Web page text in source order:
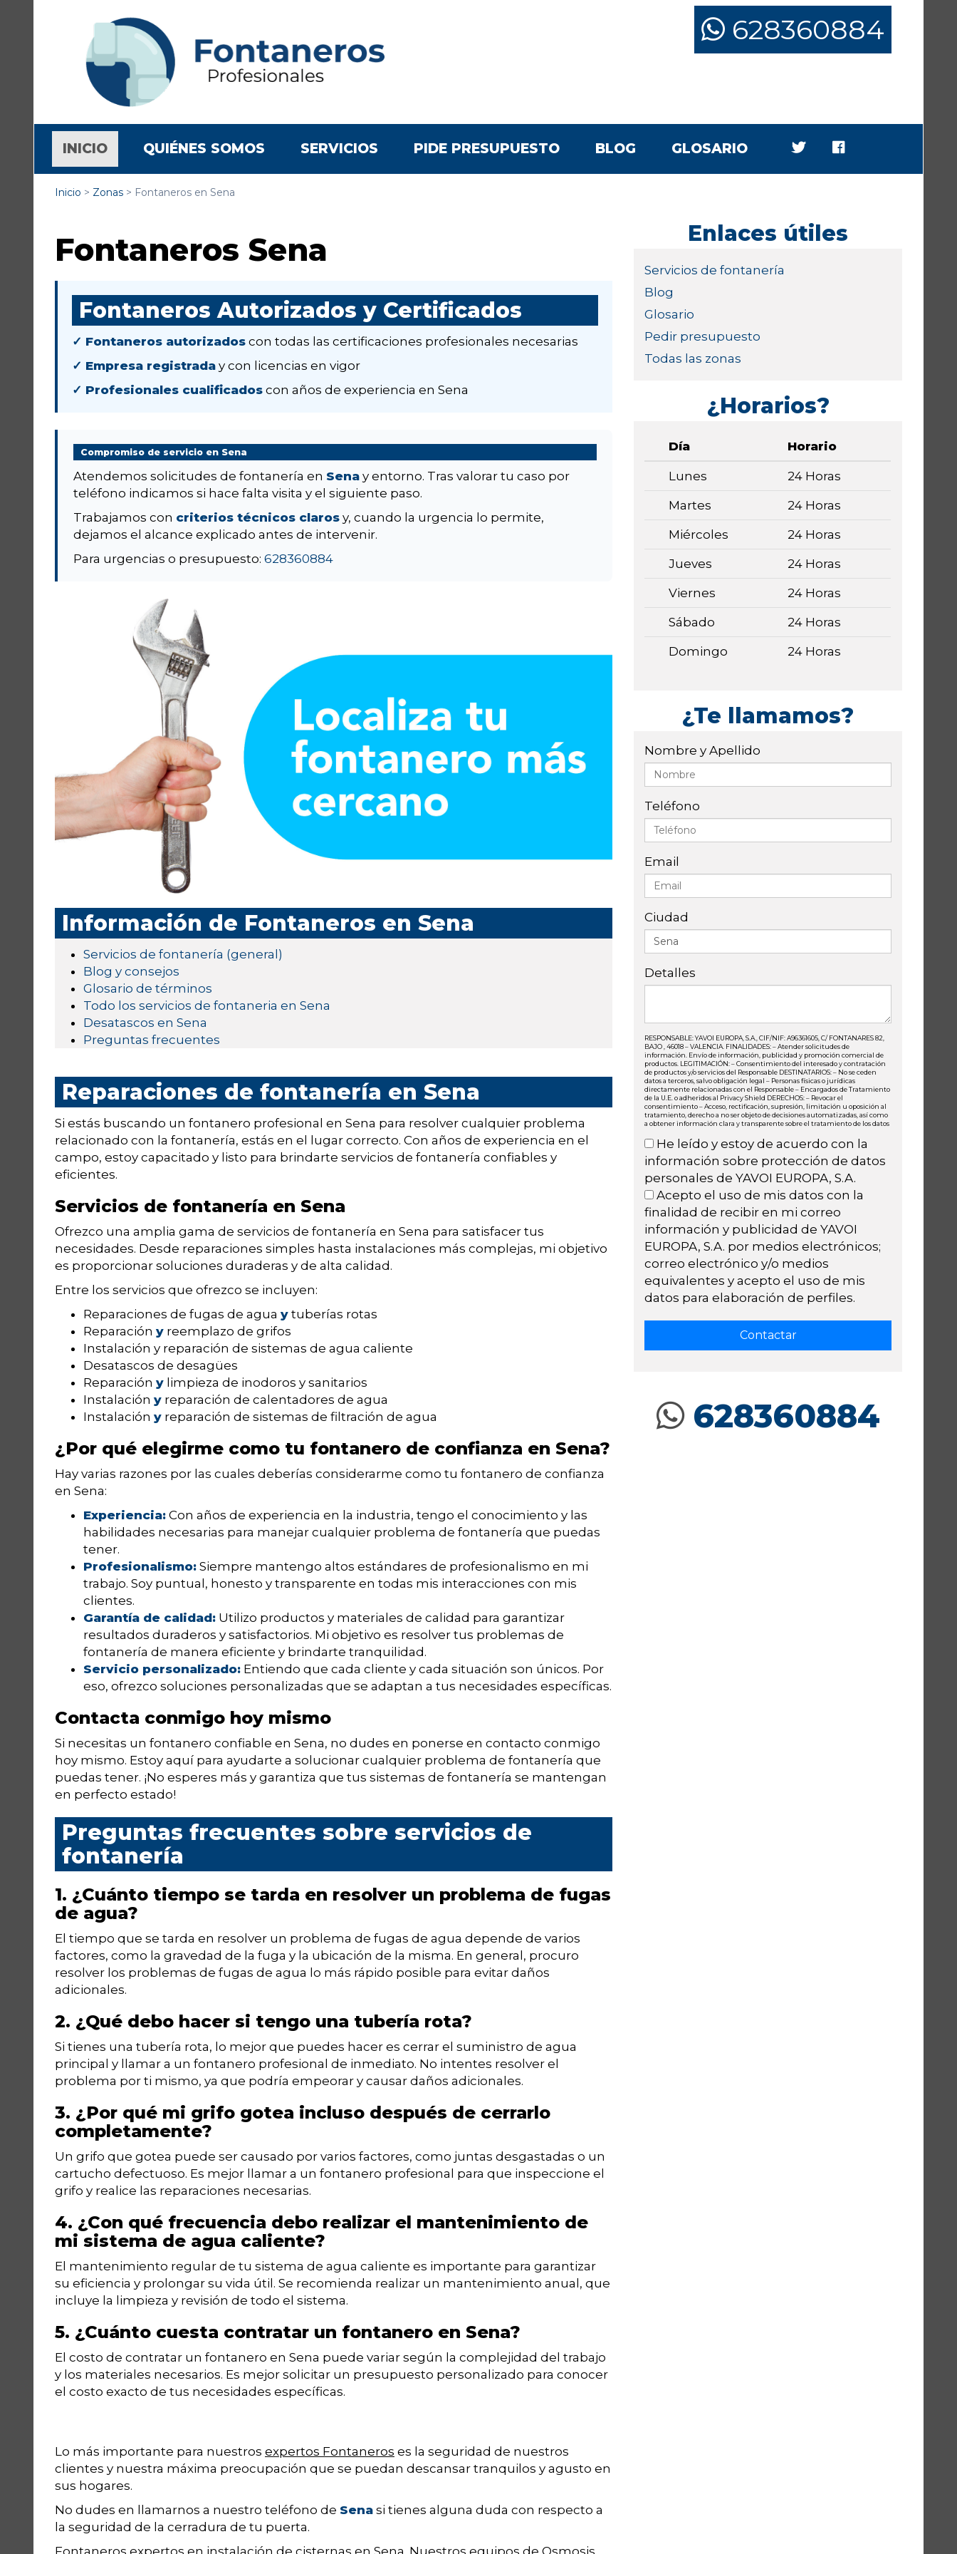
628360884
INICIO(CURRENT)
QUIÉNES SOMOS SERVICIOS PIDE PRESUPUESTO BLOG GLOSARIO
Inicio > Zonas > Fontaneros en Sena
Fontaneros Sena
Fontaneros Autorizados y Certificados
✓ Fontaneros autorizados con todas las certificaciones profesionales necesarias
✓ Empresa registrada y con licencias en vigor
✓ Profesionales cualificados con años de experiencia en Sena
Compromiso de servicio en Sena
Atendemos solicitudes de fontanería en Sena y entorno. Tras valorar tu caso por
teléfono indicamos si hace falta visita y el siguiente paso.
Trabajamos con criterios técnicos claros y, cuando la urgencia lo permite,
dejamos el alcance explicado antes de intervenir.
Para urgencias o presupuesto: 628360884
Información de Fontaneros en Sena
Servicios de fontanería (general)
Blog y consejos
Glosario de términos
Todo los servicios de fontaneria en Sena
Desatascos en Sena
Preguntas frecuentes
Reparaciones de fontanería en Sena
Si estás buscando un fontanero profesional en Sena para resolver cualquier problema
relacionado con la fontanería, estás en el lugar correcto. Con años de experiencia en el
campo, estoy capacitado y listo para brindarte servicios de fontanería confiables y
eficientes.
Servicios de fontanería en Sena
Ofrezco una amplia gama de servicios de fontanería en Sena para satisfacer tus
necesidades. Desde reparaciones simples hasta instalaciones más complejas, mi objetivo
es proporcionar soluciones duraderas y de alta calidad.
Entre los servicios que ofrezco se incluyen:
Reparaciones de fugas de agua y tuberías rotas
Reparación y reemplazo de grifos
Instalación y reparación de sistemas de agua caliente
Desatascos de desagües
Reparación y limpieza de inodoros y sanitarios
Instalación y reparación de calentadores de agua
Instalación y reparación de sistemas de filtración de agua
¿Por qué elegirme como tu fontanero de confianza en Sena?
Hay varias razones por las cuales deberías considerarme como tu fontanero de confianza
en Sena:
Experiencia: Con años de experiencia en la industria, tengo el conocimiento y las
habilidades necesarias para manejar cualquier problema de fontanería que puedas
tener.
Profesionalismo: Siempre mantengo altos estándares de profesionalismo en mi
trabajo. Soy puntual, honesto y transparente en todas mis interacciones con mis
clientes.
Garantía de calidad: Utilizo productos y materiales de calidad para garantizar
resultados duraderos y satisfactorios. Mi objetivo es resolver tus problemas de
fontanería de manera eficiente y brindarte tranquilidad.
Servicio personalizado: Entiendo que cada cliente y cada situación son únicos. Por
eso, ofrezco soluciones personalizadas que se adaptan a tus necesidades específicas.
Contacta conmigo hoy mismo
Si necesitas un fontanero confiable en Sena, no dudes en ponerse en contacto conmigo
hoy mismo. Estoy aquí para ayudarte a solucionar cualquier problema de fontanería que
puedas tener. ¡No esperes más y garantiza que tus sistemas de fontanería se mantengan
en perfecto estado!
Preguntas frecuentes sobre servicios de
fontanería
1. ¿Cuánto tiempo se tarda en resolver un problema de fugas
de agua?
El tiempo que se tarda en resolver un problema de fugas de agua depende de varios
factores, como la gravedad de la fuga y la ubicación de la misma. En general, procuro
resolver los problemas de fugas de agua lo más rápido posible para evitar daños
adicionales.
2. ¿Qué debo hacer si tengo una tubería rota?
Si tienes una tubería rota, lo mejor que puedes hacer es cerrar el suministro de agua
principal y llamar a un fontanero profesional de inmediato. No intentes resolver el
problema por ti mismo, ya que podría empeorar y causar daños adicionales.
3. ¿Por qué mi grifo gotea incluso después de cerrarlo
completamente?
Un grifo que gotea puede ser causado por varios factores, como juntas desgastadas o un
cartucho defectuoso. Es mejor llamar a un fontanero profesional para que inspeccione el
grifo y realice las reparaciones necesarias.
4. ¿Con qué frecuencia debo realizar el mantenimiento de
mi sistema de agua caliente?
El mantenimiento regular de tu sistema de agua caliente es importante para garantizar
su eficiencia y prolongar su vida útil. Se recomienda realizar un mantenimiento anual, que
incluye la limpieza y revisión de todo el sistema.
5. ¿Cuánto cuesta contratar un fontanero en Sena?
El costo de contratar un fontanero en Sena puede variar según la complejidad del trabajo
y los materiales necesarios. Es mejor solicitar un presupuesto personalizado para conocer
el costo exacto de tus necesidades específicas.
Lo más importante para nuestros expertos Fontaneros es la seguridad de nuestros
clientes y nuestra máxima preocupación que se puedan descansar tranquilos y agusto en
sus hogares.
No dudes en llamarnos a nuestro teléfono de Sena si tienes alguna duda con respecto a
la seguridad de la cerradura de tu puerta.
Enlaces útiles
Servicios de fontanería
Blog
Glosario
Pedir presupuesto
Todas las zonas
¿Horarios?
Día Horario
Lunes 24 Horas
Martes 24 Horas
Miércoles 24 Horas
Jueves 24 Horas
Viernes 24 Horas
Sábado 24 Horas
Domingo 24 Horas
¿Te llamamos?
Nombre y Apellido
Teléfono
Email
Ciudad
Detalles
RESPONSABLE: YAVOI EUROPA, S.A., CIF/NIF: A96361605, C/ FONTANARES 82,
BAJO , 46018 – VALENCIA. FINALIDADES: – Atender solicitudes de
información. Envío de información, publicidad y promoción comercial de
productos. LEGITIMACIÓN: – Consentimiento del interesado y contratación
de productos y/o servicios del Responsable DESTINATARIOS: – No se ceden
datos a terceros, salvo obligación legal – Personas físicas o jurídicas
directamente relacionadas con el Responsable – Encargados de Tratamiento
de la U.E. o adheridos al Privacy Shield DERECHOS: – Revocar el
consentimiento – Acceso, rectificación, supresión, limitación u oposición al
tratamiento, derecho a no ser objeto de decisiones automatizadas, así como
a obtener información clara y transparente sobre el tratamiento de los datos
He leído y estoy de acuerdo con la
información sobre protección de datos
personales de YAVOI EUROPA, S.A.
Acepto el uso de mis datos con la
finalidad de recibir en mi correo
información y publicidad de YAVOI
EUROPA, S.A. por medios electrónicos;
correo electrónico y/o medios
equivalentes y acepto el uso de mis
datos para elaboración de perfiles.
628360884